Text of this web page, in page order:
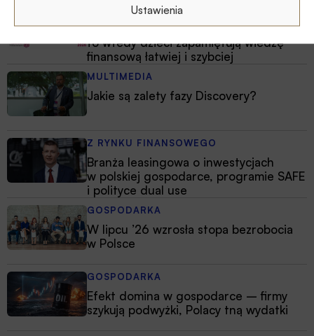
Ustawienia
EDUKACJA FINANSOWA
Przedszkole to kluczowy etap –
to wtedy dzieci zapamiętują wiedzę
finansową łatwiej i szybciej
MULTIMEDIA
Jakie są zalety fazy Discovery?
Z RYNKU FINANSOWEGO
Branża leasingowa o inwestycjach
w polskiej gospodarce, programie SAFE
i polityce dual use
GOSPODARKA
W lipcu ’26 wzrosła stopa bezrobocia
w Polsce
GOSPODARKA
Efekt domina w gospodarce – firmy
szykują podwyżki, Polacy tną wydatki